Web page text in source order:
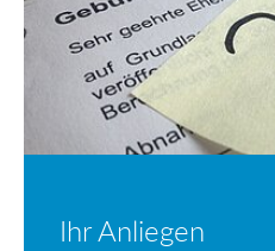
Ihr Anliegen